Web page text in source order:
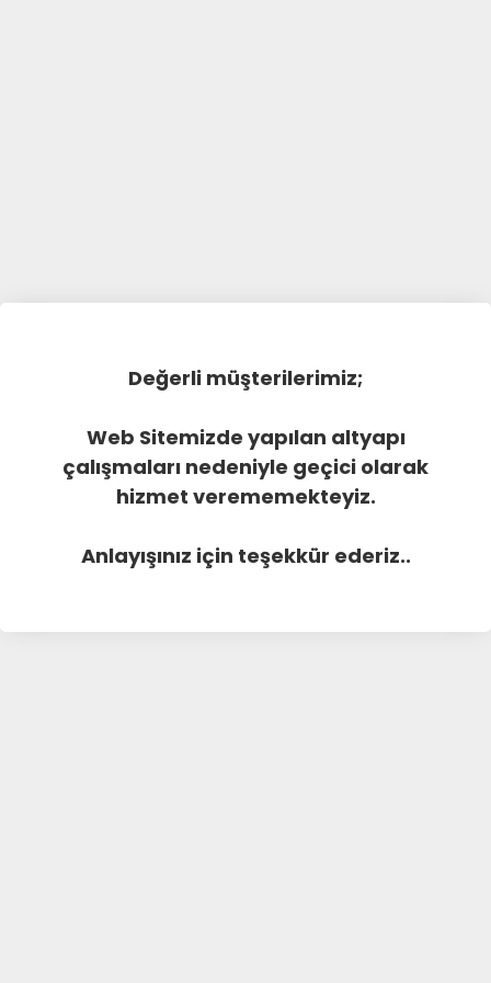
Değerli müşterilerimiz;
Web Sitemizde yapılan altyapı
çalışmaları nedeniyle geçici olarak
hizmet verememekteyiz.
Anlayışınız için teşekkür ederiz..